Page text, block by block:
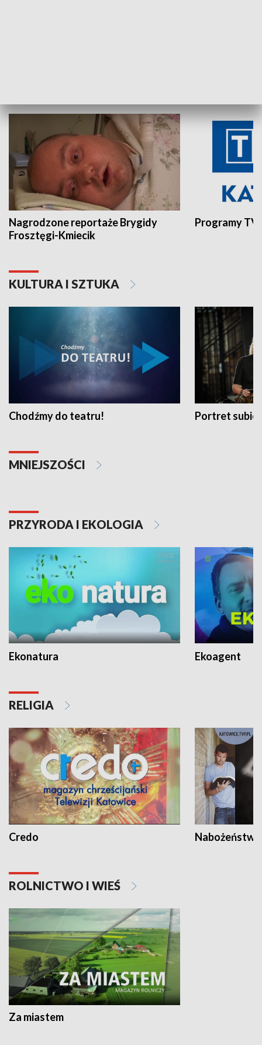
Nagrodzone reportaże Brygidy
Frosztęgi-Kmiecik
Programy
KULTURA I SZTUKA
Chodźmy do teatru! Portret
MNIEJSZOŚCI
PRZYRODA I EKOLOGIA
Ekonatura Ekoagent
RELIGIA
Credo
ROLNICTWO I WIEŚ
Za miastem